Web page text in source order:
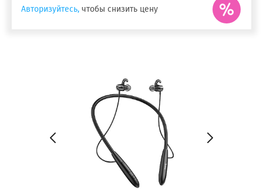
Авторизуйтесь, чтобы снизить цену